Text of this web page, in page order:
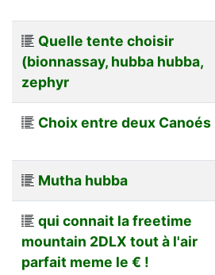
Quelle tente choisir
(bionnassay, hubba hubba,
zephyr
Choix entre deux Canoés
Mutha hubba
qui connait la freetime
mountain 2DLX tout à l'air
parfait meme le € !